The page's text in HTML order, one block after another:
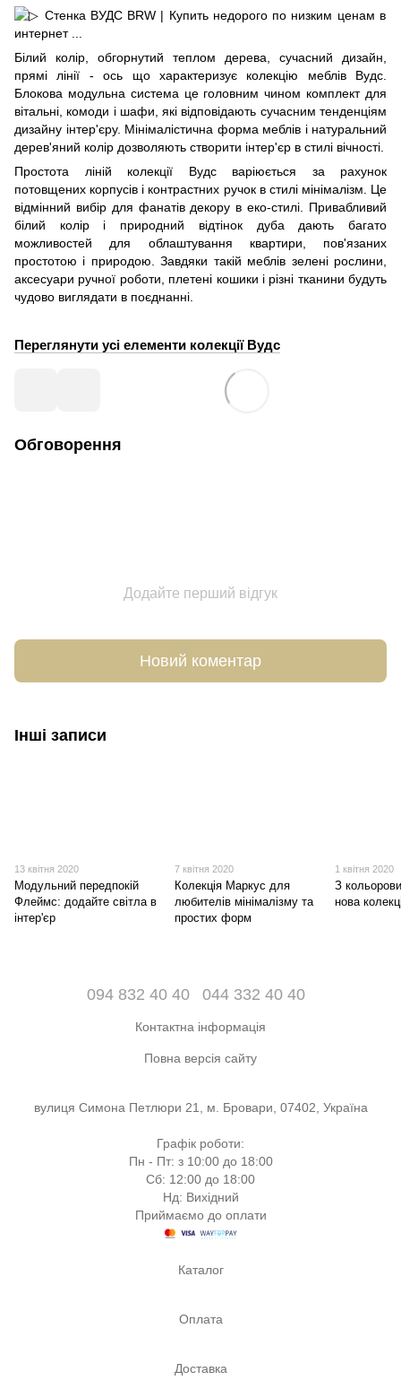
Білий колір, обгорнутий теплом дерева, сучасний дизайн,
прямі лінії - ось що характеризує колекцію меблів Вудс.
Блокова модульна система це головним чином комплект для
вітальні, комоди і шафи, які відповідають сучасним тенденціям
дизайну інтер'єру. Мінімалістична форма меблів і натуральний
дерев'яний колір дозволяють створити інтер'єр в стилі вічності.
Простота ліній колекції Вудс варіюється за рахунок
потовщених корпусів і контрастних ручок в стилі мінімалізм. Це
відмінний вибір для фанатів декору в еко-стилі. Привабливий
білий колір і природний відтінок дуба дають багато
можливостей для облаштування квартири, пов'язаних
простотою і природою. Завдяки такій меблів зелені рослини,
аксесуари ручної роботи, плетені кошики і різні тканини будуть
чудово виглядати в поєднанні.
Переглянути усі елементи колекції Вудс
Обговорення
Додайте перший відгук
Новий коментар
Інші записи
13 квітня 2020
Модульний передпокій
Флеймс: додайте світла в
інтер'єр
7 квітня 2020
Колекція Маркус для
любителів мінімалізму та
простих форм
1 квітня 2020
З
нова
094 832 40 40 044 332 40 40
Контактна інформація
Повна версія сайту
вулиця Симона Петлюри 21, м. Бровари, 07402, Україна
Графік роботи:
Пн - Пт: з 10:00 до 18:00
Сб: 12:00 до 18:00
Нд: Вихідний
Приймаємо до оплати
Каталог
Оплата
Доставка